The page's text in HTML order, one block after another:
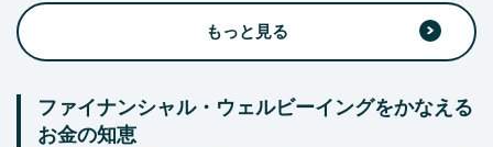
もっと見る
ファイナンシャル・ウェルビーイングをかなえる
お金の知恵